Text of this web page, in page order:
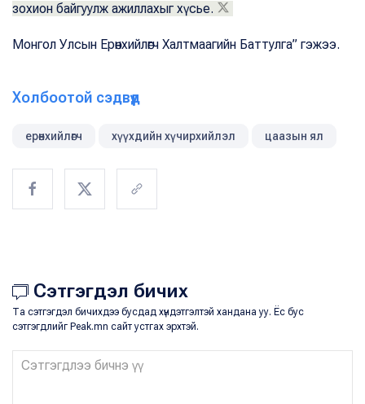
зохион байгуулж ажиллахыг хүсье.
Монгол Улсын Ерөнхийлөгч Халтмаагийн Баттулга” гэжээ.
Холбоотой сэдвүүд
ерөнхийлөгч хүүхдийн хүчирхийлэл цаазын ял
Сэтгэгдэл бичих
Та сэтгэгдэл бичихдээ бусдад хүндэтгэлтэй хандана уу. Ёс бус
сэтгэгдлийг Peak.mn сайт устгах эрхтэй.